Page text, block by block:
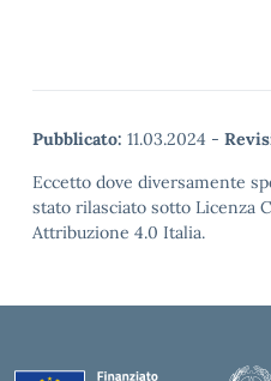
Pubblicato: 11.03.2024 -
Eccetto dove diversamente
stato rilasciato sotto Licenza
Attribuzione 4.0 Italia.